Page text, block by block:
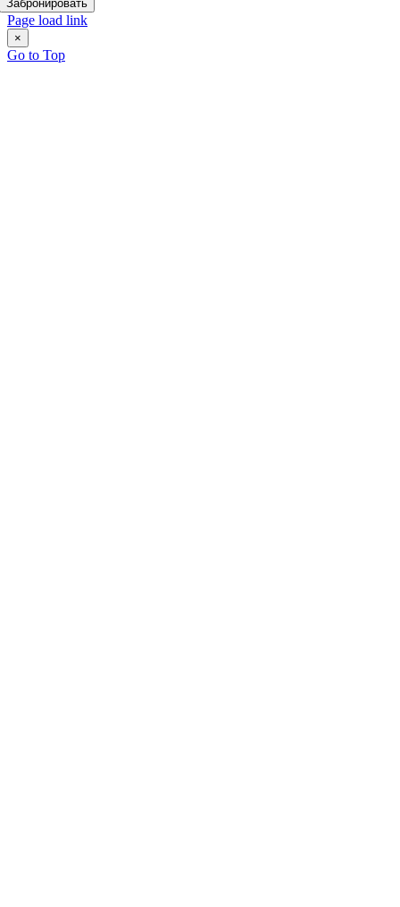
Забронировать
Page load link
×
Go to Top